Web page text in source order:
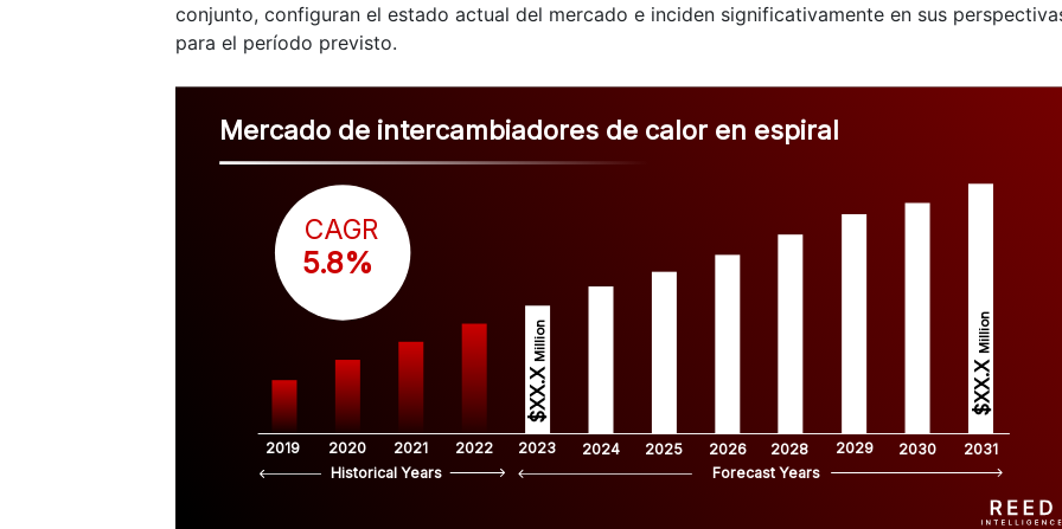
conjunto, configuran el estado actual del mercado e inciden significativamente en sus
para el período previsto.
Mercado de intercambiadores de calor en espiral
2019 2020 2021 2022 2023 2024 2025 2026 2028 2029 2030 2031
$XX.X
Million
$XX.X
Million
CAGR
5.8%
Historical Years Forecast Years